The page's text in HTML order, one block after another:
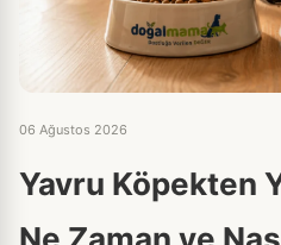
06 Ağustos 2026
Yavru Köpekten